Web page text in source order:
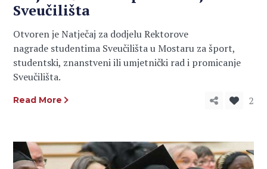
Sveučilišta
Otvoren je Natječaj za dodjelu Rektorove
nagrade studentima Sveučilišta u Mostaru za šport,
studentski, znanstveni ili umjetnički rad i promicanje
Sveučilišta.
Read More 2